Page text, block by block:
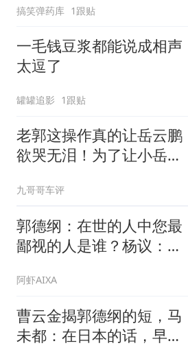
搞笑弹药库 1跟贴
一毛钱豆浆都能说成相声
太逗了
罐罐追影 1跟贴
老郭这操作真的让岳云鹏
欲哭无泪！为了让小岳岳
九哥哥车评
郭德纲：在世的人中您最
鄙视的人是谁？杨议：是
阿虾AIXA
曹云金揭郭德纲的短，马
未都：在日本的话，早就